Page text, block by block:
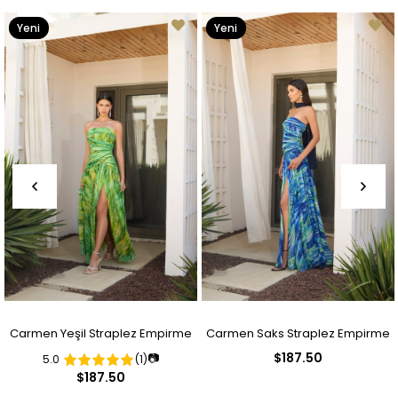
Carmen Yeşil Straplez Empirme
Desenli Abiye Elbise
5.0 (1)📷
$187.50
Yeni
Ürün
Carmen Saks Straplez Empirme
$187.50
Yeni
Ürün